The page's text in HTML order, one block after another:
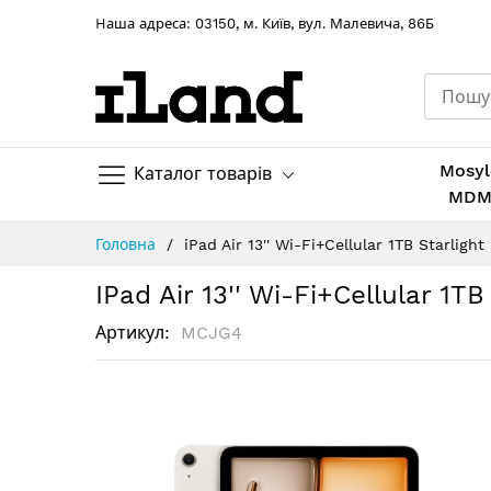
Hаша адреса: 03150, м. Київ, вул. Малевича, 86Б
Каталог товарів
MDM
Головна iPad Air 13'' Wi-Fi+Cellular 1TB Starlight
IPad Air 13'' Wi-Fi+Cellular
Артикул MCJG4